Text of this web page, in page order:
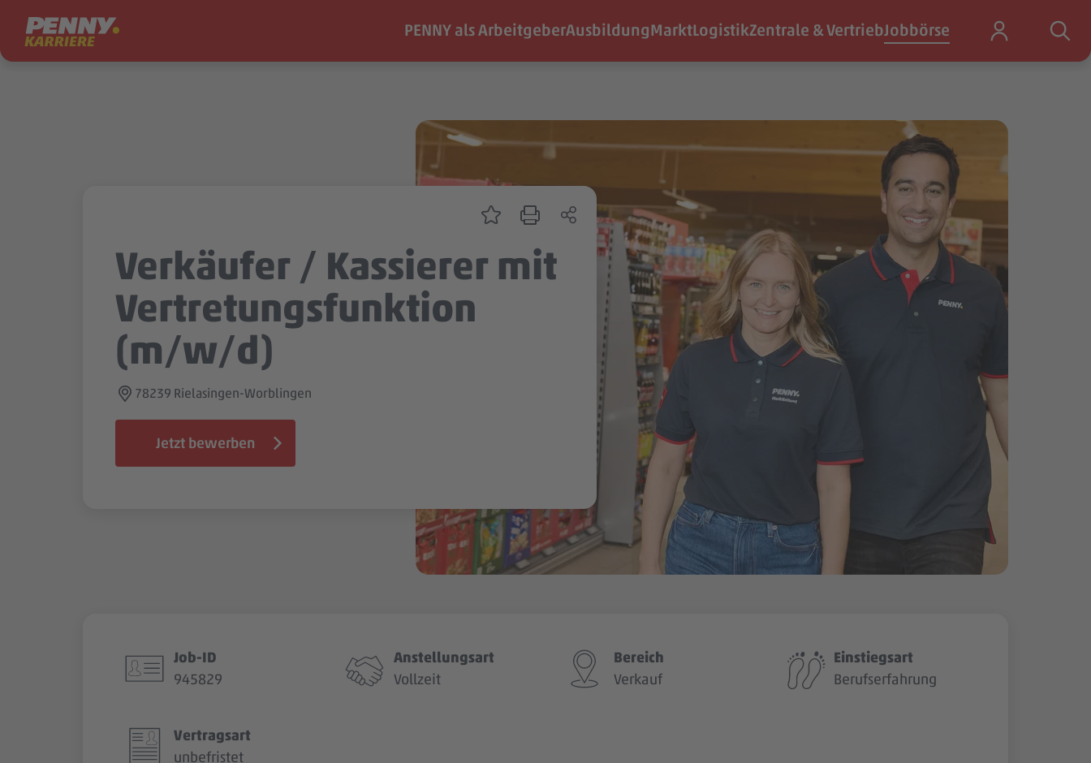
Zum Inhalt springen PENNY als ArbeitgeberAusbildungMarktLogistikZentrale & VertriebJobbörse
Verkäufer / Kassierer mit
Vertretungsfunktion
(m/w/d)
78239 Rielasingen-Worblingen
Jetzt bewerben
Job-ID
945829
Anstellungsart
Vollzeit
Bereich
Verkauf
Einstiegsart
Berufserfahrung
Vertragsart
unbefristet